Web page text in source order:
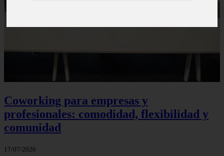
Coworking para empresas y
profesionales: comodidad, flexibilidad y
comunidad
17/07/2026